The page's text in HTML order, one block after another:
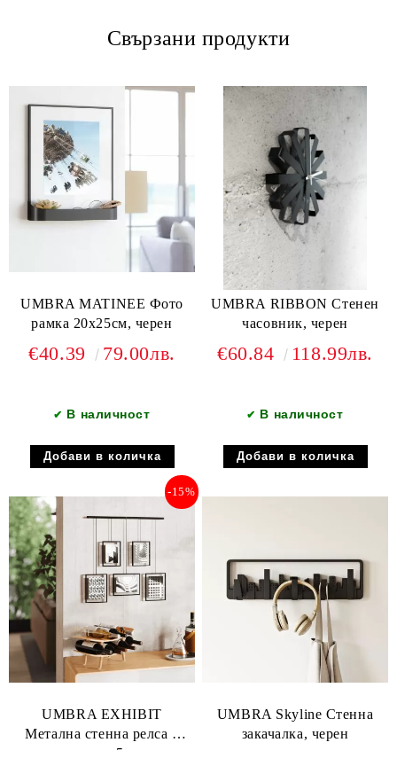
Свързани продукти
UMBRA MATINEE Фото
рамка 20х25см, черен
€40.39 79.00лв.
✔ В наличност
UMBRA RIBBON Стенен
часовник, черен
€60.84 118.99лв.
✔ В наличност
UMBRA EXHIBIT
Метална стенна релса с
комплект от 5 рамки,
-15%
UMBRA Skyline Стенна
закачалка, черен